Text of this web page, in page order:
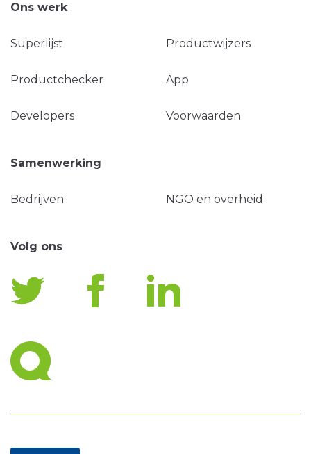
Ons werk
Superlijst Productwijzers
Productchecker App
Developers Voorwaarden
Samenwerking
Bedrijven NGO en overheid
Volg ons